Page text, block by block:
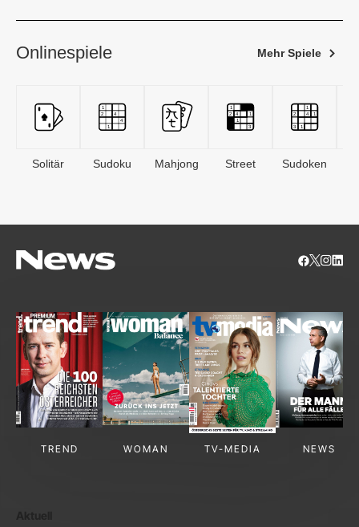
Onlinespiele Mehr Spiele
Solitär Sudoku Mahjong Street Sudoken
TREND WOMAN TV-MEDIA NEWS